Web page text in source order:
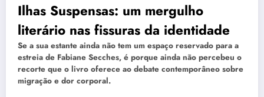
Ilhas Suspensas: um mergulho
literário nas fissuras da identidade
Se a sua estante ainda não tem um espaço reservado para a
estreia de Fabiane Secches, é porque ainda não percebeu o
recorte que o livro oferece ao debate contemporâneo sobre
migração e dor corporal.